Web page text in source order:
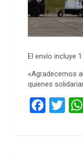
El envío incluye
«Agradecemos
quienes
F
ce
T
tt